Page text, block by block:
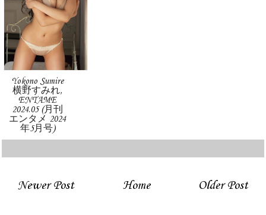
Yokono Sumire
横野すみれ,
ENTAME
2024.05 (月刊
エンタメ 2024
年5月号)
Newer Post Older Post
Home